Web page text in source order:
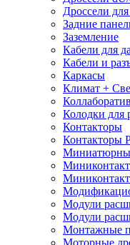
Дроссели
Задние
Заземление
Кабели для
Кабели и
Каркасы
Климат +
Колодки для
Контакторы
Контакторы
Модули
Модули
Монтажные
Моторные